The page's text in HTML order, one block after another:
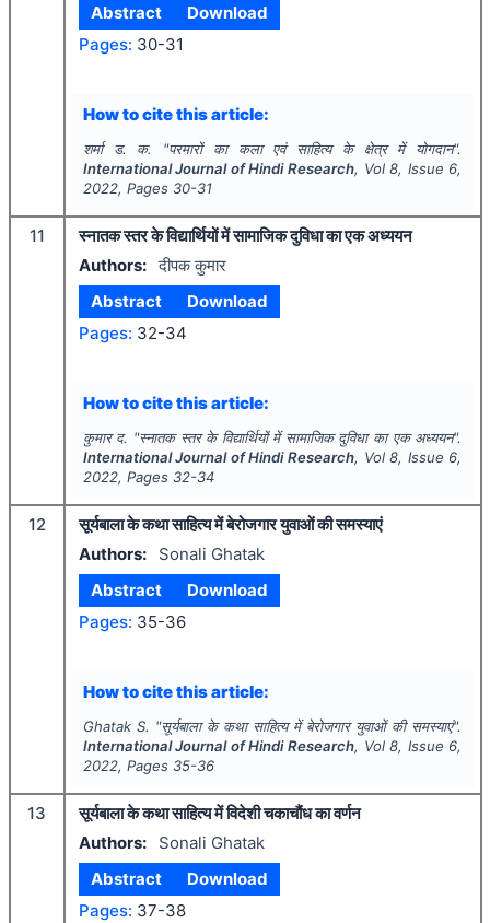
Abstract
Download
Pages: 30-31
How to cite this article:
शर्मा ड. क. "परमारों का कला एवं साहित्य के क्षेत्र में योगदान".
International Journal of Hindi Research, Vol8, Issue 6,
2022, Pages 30-31
11
स्नातक स्तर के विद्यार्थियों में सामाजिक दुविधा का एक अध्ययन
Authors: दीपक कुमार
Abstract
Download
Pages: 32-34
How to cite this article:
कुमार द. "स्नातक स्तर के विद्यार्थियों में सामाजिक दुविधा का एक अध्ययन".
International Journal of Hindi Research, Vol8, Issue 6,
2022, Pages 32-34
12
सूर्यबाला के कथा साहित्य में बेरोजगार युवाओं की समस्याएं
Authors:
Sonali Ghatak
Abstract
Download
Pages: 35-36
How to cite this article:
Ghatak S. "सूर्यबाला के कथा साहित्य में बेरोजगार युवाओं की समस्याएं".
International Journal of Hindi Research, Vol8, Issue 6,
2022, Pages 35-36
13
सूर्यबाला के कथा साहित्य में विदेशी चकाचौंध का वर्णन
Authors:
Sonali Ghatak
Abstract
Download
Pages: 37-38